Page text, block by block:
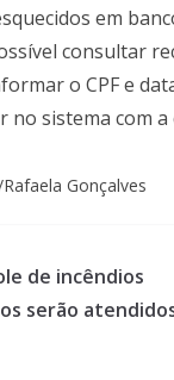
em
consultar
o CPF e
no sistema com a
Gonçalves
de incêndios
serão